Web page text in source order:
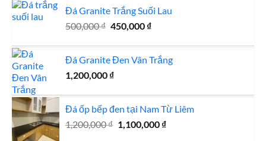
Đá Granite Trắng Suối Lau
500,000₫ Giá
500,000 ₫.
450,000 ₫Giá
là:
Đá Granite Đen Vân Trắng
1,200,000 ₫
Đá ốp bếp đen tại Nam Từ Liêm
1,200,000₫ Giá
1,100,000 ₫Giá